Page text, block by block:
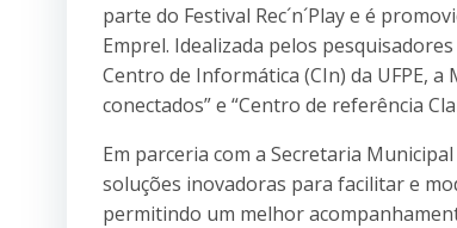
parte do Festival Rec´n´Play e é
Emprel. Idealizada pelos
Centro de Informática (CIn) da UFPE, a
conectados” e “Centro de referência
Em parceria com a Secretaria
soluções inovadoras para facilitar e
permitindo um melhor